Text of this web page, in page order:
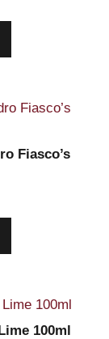
Fiasco’s
100ml